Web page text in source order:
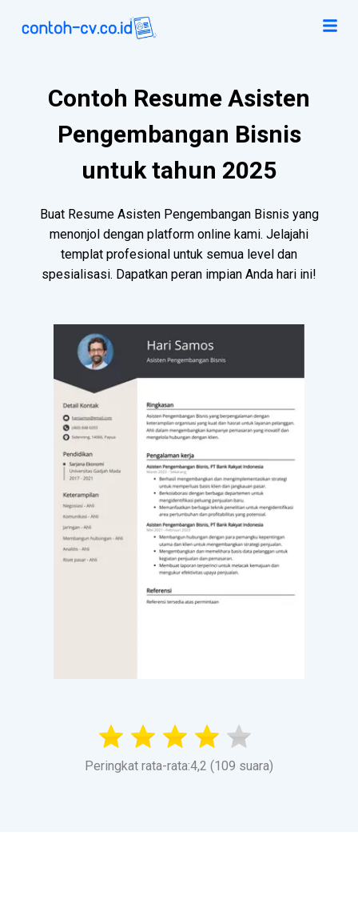
Contoh Resume Asisten
Pengembangan Bisnis
untuk tahun 2025
Buat Resume Asisten Pengembangan Bisnis yang
menonjol dengan platform online kami. Jelajahi
templat profesional untuk semua level dan
spesialisasi. Dapatkan peran impian Anda hari ini!
Peringkat rata-rata:4,2 (109 suara)